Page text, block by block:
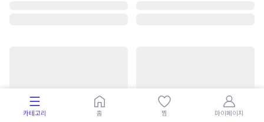
카테고리 홈 찜 마이페이지